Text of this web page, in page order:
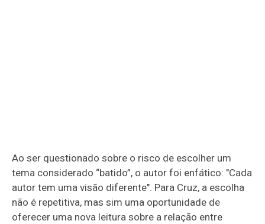
Ao ser questionado sobre o risco de escolher um
tema considerado “batido”, o autor foi enfático: "Cada
autor tem uma visão diferente". Para Cruz, a escolha
não é repetitiva, mas sim uma oportunidade de
oferecer uma nova leitura sobre a relação entre